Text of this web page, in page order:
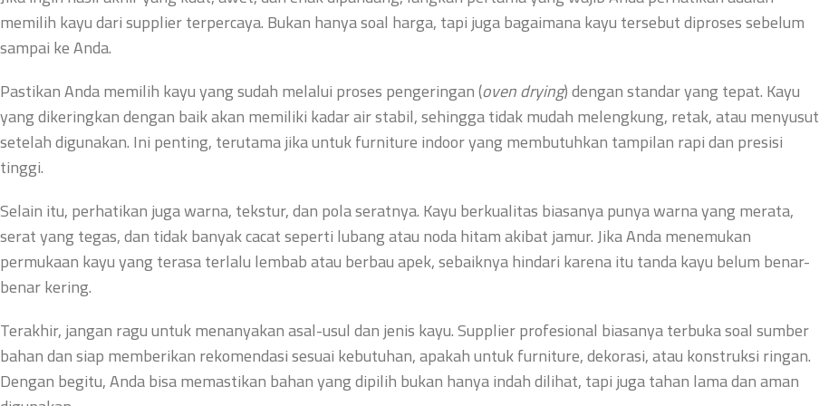
memilih kayu dari supplier terpercaya. Bukan hanya soal harga, tapi juga bagaimana kayu tersebut diproses sebelum
sampai ke Anda.
Pastikan Anda memilih kayu yang sudah melalui proses pengeringan (oven drying) dengan standar yang tepat. Kayu
yang dikeringkan dengan baik akan memiliki kadar air stabil, sehingga tidak mudah melengkung, retak, atau menyusut
setelah digunakan. Ini penting, terutama jika untuk furniture indoor yang membutuhkan tampilan rapi dan presisi
tinggi.
Selain itu, perhatikan juga warna, tekstur, dan pola seratnya. Kayu berkualitas biasanya punya warna yang merata,
serat yang tegas, dan tidak banyak cacat seperti lubang atau noda hitam akibat jamur. Jika Anda menemukan
permukaan kayu yang terasa terlalu lembab atau berbau apek, sebaiknya hindari karena itu tanda kayu belum benar-
benar kering.
Terakhir, jangan ragu untuk menanyakan asal-usul dan jenis kayu. Supplier profesional biasanya terbuka soal sumber
bahan dan siap memberikan rekomendasi sesuai kebutuhan, apakah untuk furniture, dekorasi, atau konstruksi ringan.
Dengan begitu, Anda bisa memastikan bahan yang dipilih bukan hanya indah dilihat, tapi juga tahan lama dan aman